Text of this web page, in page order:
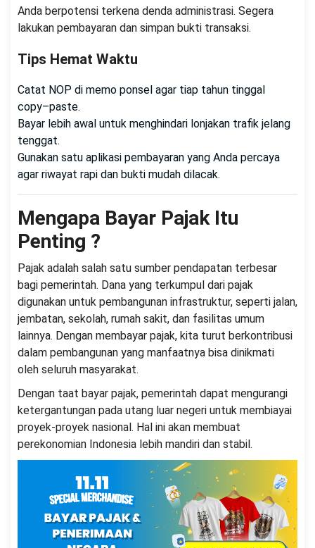
Anda berpotensi terkena denda administrasi. Segera
lakukan pembayaran dan simpan bukti transaksi.
Tips Hemat Waktu
Catat NOP di memo ponsel agar tiap tahun tinggal
copy–paste.
Bayar lebih awal untuk menghindari lonjakan trafik jelang
tenggat.
Gunakan satu aplikasi pembayaran yang Anda percaya
agar riwayat rapi dan bukti mudah dilacak.
Mengapa Bayar Pajak Itu
Penting ?
Pajak adalah salah satu sumber pendapatan terbesar
bagi pemerintah. Dana yang terkumpul dari pajak
digunakan untuk pembangunan infrastruktur, seperti jalan,
jembatan, sekolah, rumah sakit, dan fasilitas umum
lainnya. Dengan membayar pajak, kita turut berkontribusi
dalam pembangunan yang manfaatnya bisa dinikmati
oleh seluruh masyarakat.
Dengan taat bayar pajak, pemerintah dapat mengurangi
ketergantungan pada utang luar negeri untuk membiayai
proyek-proyek nasional. Hal ini akan membuat
perekonomian Indonesia lebih mandiri dan stabil.